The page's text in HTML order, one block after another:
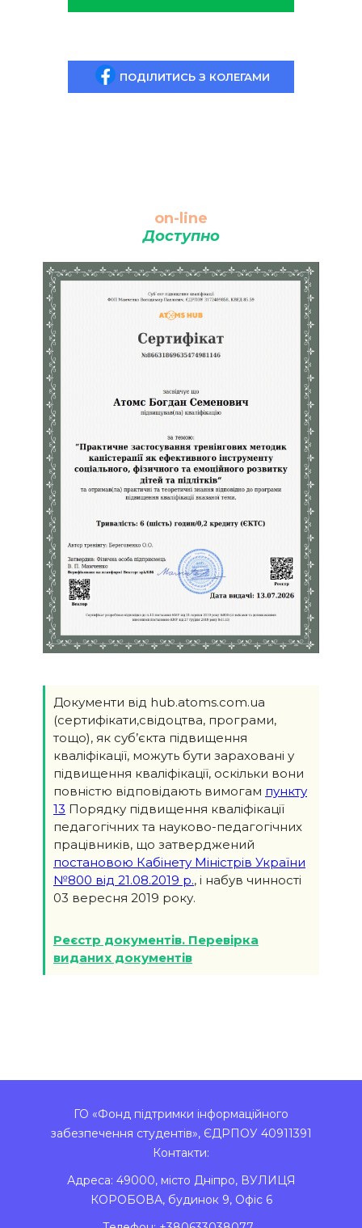
ПОДІЛИТИСЬ З КОЛЕГАМИ
on-line
Доступно
Документи від hub.atoms.com.ua
(сертифікати,свідоцтва, програми,
тощо), як суб’єкта підвищення
кваліфікації, можуть бути зараховані у
підвищення кваліфікації, оскільки вони
повністю відповідають вимогам пункту
13 Порядку підвищення кваліфікації
педагогічних та науково-педагогічних
працівників, що затверджений
постановою Кабінету Міністрів України
№800 від 21.08.2019 р., і набув чинності
03 вересня 2019 року.
Реєстр документів. Перевірка
виданих документів
ГО «Фонд підтримки інформаційного
забезпечення студентів», ЄДРПОУ 40911391
Контакти:
Адреса: 49000, місто Дніпро, ВУЛИЦЯ
КОРОБОВА, будинок 9, Офіс 6